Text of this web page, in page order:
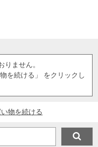
ません。
を続ける」 をクリックし
物を続ける